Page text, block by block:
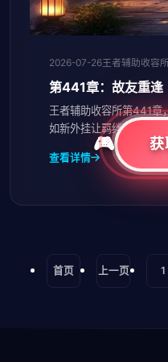
2026-07-26王者辅助收容
第441章：故友重逢
王者辅助收容所第441章
如新外挂让羁绊更深。
查看详情
首页 上一页 1
获